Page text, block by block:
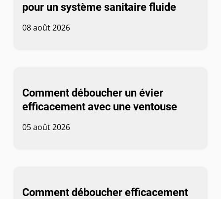
pour un système sanitaire fluide
08 août 2026
Comment déboucher un évier
efficacement avec une ventouse
05 août 2026
Comment déboucher efficacement